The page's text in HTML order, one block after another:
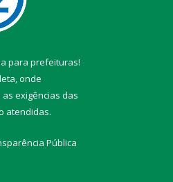
para prefeituras!
onde
exigências das
atendidas.
Pública